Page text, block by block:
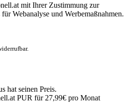
mit Ihrer Zustimmung zur
Webanalyse und Werbemaßnahmen.
hat seinen Preis.
PUR für 27,99€ pro Monat